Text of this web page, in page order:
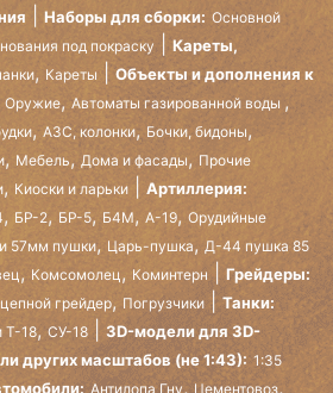
Наборы для сборки: Основной
под покраску
Кареты,
, Кареты
Объекты и дополнения к
Оружие, Автоматы газированной воды ,
, АЗС, колонки, Бочки, бидоны,
, Мебель, Дома и фасады, Прочие
, Киоски и ларьки Артиллерия:
, БР-2, БР-5, Б4М, А-19, Орудийные
57мм пушки, Царь-пушка, Д-44 пушка 85
, Комсомолец , Коминтерн Грейдеры:
грейдер, Погрузчики Танки:
Т-18, СУ-18
3D-модели для 3D-
других масштабов (не 1:43): 1:35
Антилопа Гну, Цементовоз,